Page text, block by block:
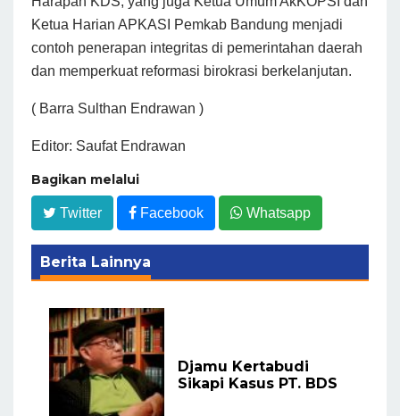
Ketua Harian APKASI Pemkab Bandung menjadi
contoh penerapan integritas di pemerintahan daerah
dan memperkuat reformasi birokrasi berkelanjutan.
( Barra Sulthan Endrawan )
Editor: Saufat Endrawan
Bagikan melalui
Twitter Facebook Whatsapp
Berita Lainnya
Djamu Kertabudi
Sikapi Kasus PT. BDS